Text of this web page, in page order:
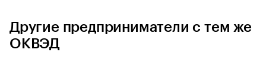
Другие предприниматели с тем же
ОКВЭД